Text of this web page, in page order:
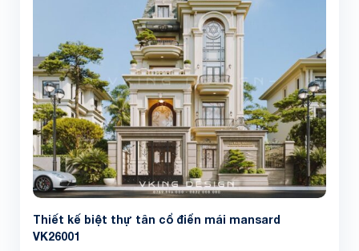
Thiết kế biệt thự tân cổ điển mái mansard
VK26001